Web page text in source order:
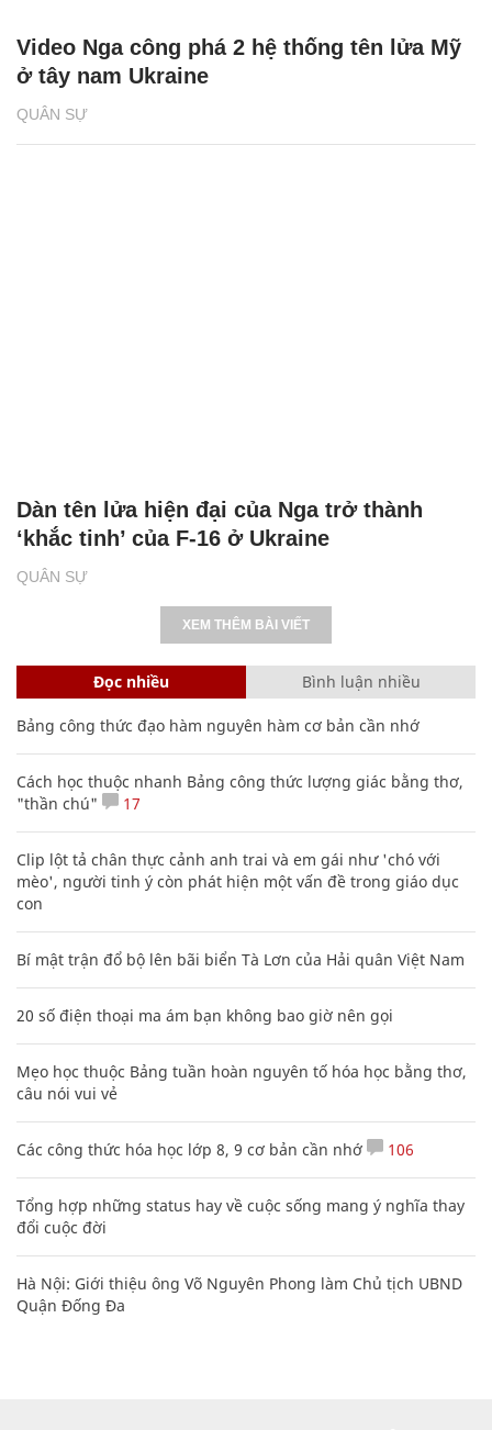
QUÂN SỰ
Video Nga công phá 2 hệ thống tên lửa Mỹ
ở tây nam Ukraine
QUÂN SỰ
Dàn tên lửa hiện đại của Nga trở thành
‘khắc tinh’ của F-16 ở Ukraine
XEM THÊM BÀI VIẾT
Đọc nhiều Bình luận nhiều
Bảng công thức đạo hàm nguyên hàm cơ bản cần nhớ
Cách học thuộc nhanh Bảng công thức lượng giác bằng thơ,
"thần chú"
17
Clip lột tả chân thực cảnh anh trai và em gái như 'chó với
mèo', người tinh ý còn phát hiện một vấn đề trong giáo dục
con
Bí mật trận đổ bộ lên bãi biển Tà Lơn của Hải quân Việt Nam
20 số điện thoại ma ám bạn không bao giờ nên gọi
Mẹo học thuộc Bảng tuần hoàn nguyên tố hóa học bằng thơ,
câu nói vui vẻ
Các công thức hóa học lớp 8, 9 cơ bản cần nhớ 106
Tổng hợp những status hay về cuộc sống mang ý nghĩa thay
đổi cuộc đời
Hà Nội: Giới thiệu ông Võ Nguyên Phong làm Chủ tịch UBND
Quận Đống Đa